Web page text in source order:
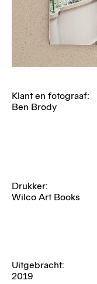
Klant en fotograaf:
Ben Brody
Drukker:
Wilco Art Books
Uitgebracht:
2019